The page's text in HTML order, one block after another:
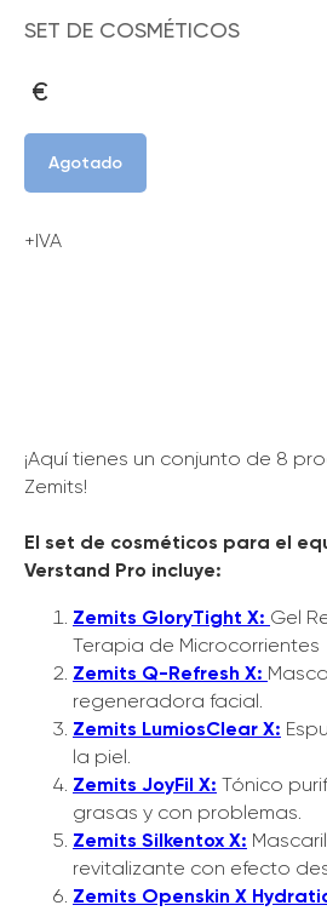
SET DE COSMÉTICOS
€
Agotado
+IVA
¡Aquí tienes un conjunto de 8
Zemits!
El set de cosméticos para el
Verstand Pro incluye:
Zemits GloryTight X: Gel
Terapia de Microcorrientes
Zemits Q-Refresh X:
regeneradora facial.
Zemits LumiosClear X:
la piel.
Zemits JoyFil X: Tónico
grasas y con problemas.
Zemits Silkentox X:
revitalizante con efecto
Zemits Openskin X